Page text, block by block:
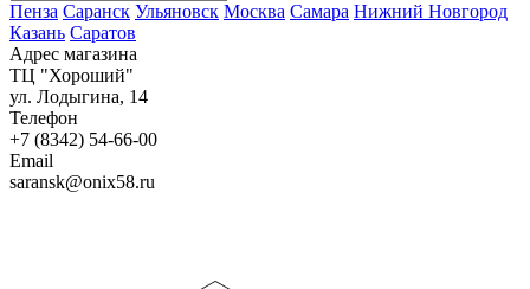
Пенза Саранск Ульяновск Москва Самара Нижний Новгород
Казань Саратов
Адрес магазина
ТЦ "Хороший"
ул. Лодыгина, 14
Телефон
+7 (8342) 54-66-00
Email
saransk@onix58.ru